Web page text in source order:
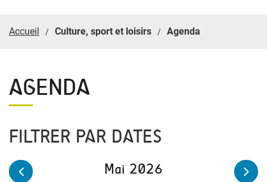
Accueil Culture, sport et loisirs Agenda
AGENDA
FILTRER PAR DATES
Mai 2026